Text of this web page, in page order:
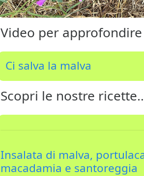
Video per approfondire
Ci salva la malva
Scopri le nostre
Insalata di malva,
macadamia e santoreggia